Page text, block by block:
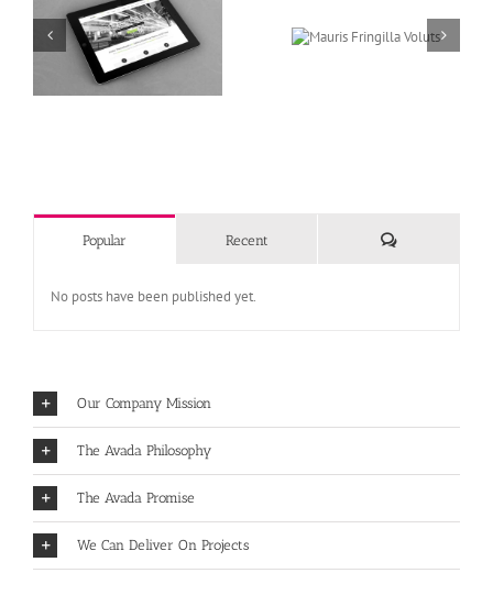
Mauris Fringilla
Proin
Popular Recent Comments
No posts have been published yet.
Our Company Mission
The Avada Philosophy
The Avada Promise
We Can Deliver On Projects